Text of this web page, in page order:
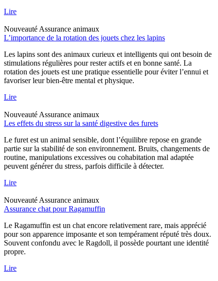
Lire
Nouveauté Assurance animaux
L’importance de la rotation des jouets chez les lapins
Les lapins sont des animaux curieux et intelligents qui ont besoin de
stimulations régulières pour rester actifs et en bonne santé. La
rotation des jouets est une pratique essentielle pour éviter l’ennui et
favoriser leur bien-être mental et physique.
Lire
Nouveauté Assurance animaux
Les effets du stress sur la santé digestive des furets
Le furet est un animal sensible, dont l’équilibre repose en grande
partie sur la stabilité de son environnement. Bruits, changements de
routine, manipulations excessives ou cohabitation mal adaptée
peuvent générer du stress, parfois difficile à détecter.
Lire
Nouveauté Assurance animaux
Assurance chat pour Ragamuffin
Le Ragamuffin est un chat encore relativement rare, mais apprécié
pour son apparence imposante et son tempérament réputé très doux.
Souvent confondu avec le Ragdoll, il possède pourtant une identité
propre.
Lire